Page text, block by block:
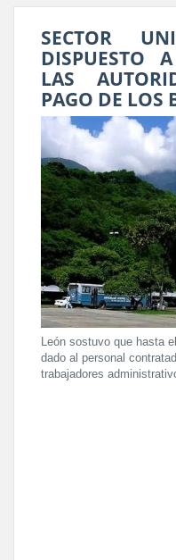
SECTOR
DISPUESTO
LAS
PAGO DE LOS
León sostuvo que hasta
dado al personal
trabajadores